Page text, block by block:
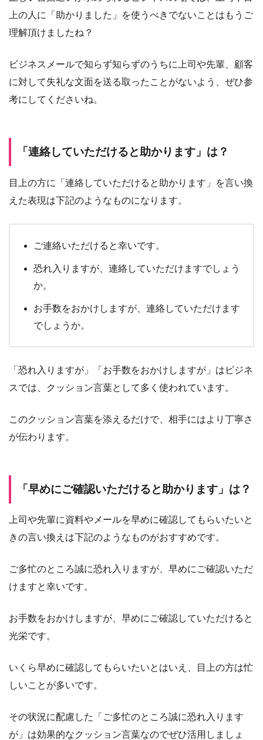
上の人に「助かりました」を使うべきでないことはもうご
理解頂けましたね？
ビジネスメールで知らず知らずのうちに上司や先輩、顧客
に対して失礼な文面を送る取ったことがないよう、ぜひ参
考にしてくださいね。
「連絡していただけると助かります」は？
目上の方に「連絡していただけると助かります」を言い換
えた表現は下記のようなものになります。
ご連絡いただけると幸いです。
恐れ入りますが、連絡していただけますでしょう
か。
お手数をおかけしますが、連絡していただけます
でしょうか。
「恐れ入りますが」「お手数をおかけしますが」はビジネ
スでは、クッション言葉として多く使われています。
このクッション言葉を添えるだけで、相手にはより丁寧さ
が伝わります。
「早めにご確認いただけると助かります」は？
上司や先輩に資料やメールを早めに確認してもらいたいと
きの言い換えは下記のようなものがおすすめです。
ご多忙のところ誠に恐れ入りますが、早めにご確認いただ
けますと幸いです。
お手数をおかけしますが、早めにご確認していただけると
光栄です。
いくら早めに確認してもらいたいとはいえ、目上の方は忙
しいことが多いです。
その状況に配慮した「ご多忙のところ誠に恐れ入ります
が」は効果的なクッション言葉なのでぜひ活用しましょ